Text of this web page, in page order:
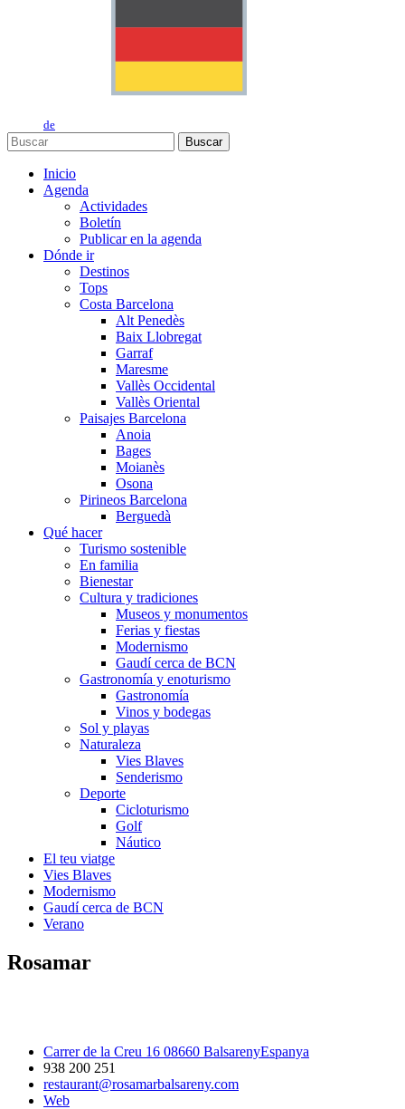
de
Buscar
Inicio
Agenda
Actividades
Boletín
Publicar en la agenda
Dónde ir
Destinos
Tops
Costa Barcelona
Alt Penedès
Baix Llobregat
Garraf
Maresme
Vallès Occidental
Vallès Oriental
Paisajes Barcelona
Anoia
Bages
Moianès
Osona
Pirineos Barcelona
Berguedà
Qué hacer
Turismo sostenible
En familia
Bienestar
Cultura y tradiciones
Museos y monumentos
Ferias y fiestas
Modernismo
Gaudí cerca de BCN
Gastronomía y enoturismo
Gastronomía
Vinos y bodegas
Sol y playas
Naturaleza
Vies Blaves
Senderismo
Deporte
Cicloturismo
Golf
Náutico
El teu viatge
Vies Blaves
Modernismo
Gaudí cerca de BCN
Verano
Rosamar
Carrer de la Creu 16 08660 BalsarenyEspanya
938 200 251
restaurant@rosamarbalsareny.com
Web